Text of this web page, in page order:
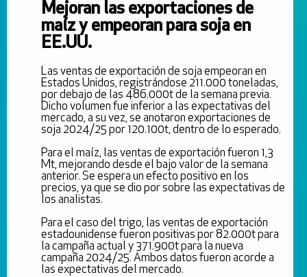
Mejoran las exportaciones de
maíz y empeoran para soja en
EE.UU.
Las ventas de exportación de soja empeoran en
Estados Unidos, registrándose 211.000 toneladas,
por debajo de las 486.000t de la semana previa.
Dicho volumen fue inferior a las expectativas del
mercado, a su vez, se anotaron exportaciones de
soja 2024/25 por 120.100t, dentro de lo esperado.
Para el maíz, las ventas de exportación fueron 1,3
Mt, mejorando desde el bajo valor de la semana
anterior. Se espera un efecto positivo en los
precios, ya que se dio por sobre las expectativas de
los analistas.
Para el caso del trigo, las ventas de exportación
estadounidense fueron positivas por 82.000t para
la campaña actual y 371.900t para la nueva
campaña 2024/25. Ambos datos fueron acorde a
las expectativas del mercado.